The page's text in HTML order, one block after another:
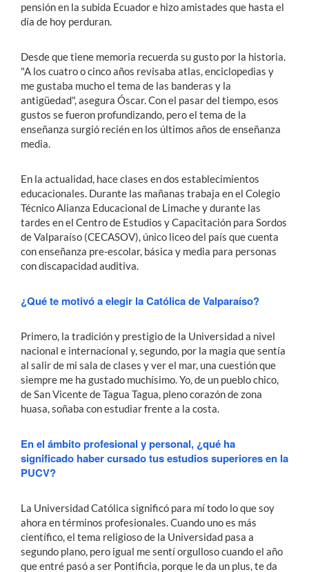
pensión en la subida Ecuador e hizo amistades que hasta el
día de hoy perduran.
Desde que tiene memoria recuerda su gusto por la historia.
"A los cuatro o cinco años revisaba atlas, enciclopedias y
me gustaba mucho el tema de las banderas y la
antigüedad", asegura Óscar. Con el pasar del tiempo, esos
gustos se fueron profundizando, pero el tema de la
enseñanza surgió recién en los últimos años de enseñanza
media.
En la actualidad, hace clases en dos establecimientos
educacionales. Durante las mañanas trabaja en el Colegio
Técnico Alianza Educacional de Limache y durante las
tardes en el Centro de Estudios y Capacitación para Sordos
de Valparaíso (CECASOV), único liceo del país que cuenta
con enseñanza pre-escolar, básica y media para personas
con discapacidad auditiva.
¿Qué te motivó a elegir la Católica de Valparaíso?
Primero, la tradición y prestigio de la Universidad a nivel
nacional e internacional y, segundo, por la magia que sentía
al salir de mi sala de clases y ver el mar, una cuestión que
siempre me ha gustado muchísimo. Yo, de un pueblo chico,
de San Vicente de Tagua Tagua, pleno corazón de zona
huasa, soñaba con estudiar frente a la costa.
En el ámbito profesional y personal, ¿qué ha
significado haber cursado tus estudios superiores en la
PUCV?
La Universidad Católica significó para mí todo lo que soy
ahora en términos profesionales. Cuando uno es más
científico, el tema religioso de la Universidad pasa a
segundo plano, pero igual me sentí orgulloso cuando el año
que entré pasó a ser Pontificia, porque le da un plus, te da